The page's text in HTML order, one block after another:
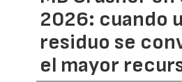
2026: cuando
residuo se
el mayor